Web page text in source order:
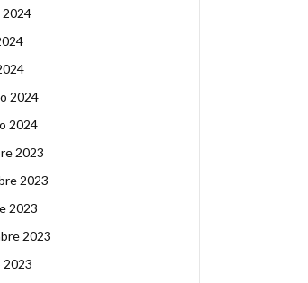
2024
2024
2024
2023
2023
2023
2023